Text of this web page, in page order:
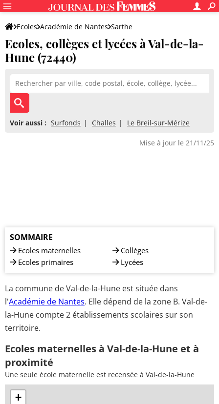
Ecoles Académie de Nantes Sarthe
Ecoles, collèges et lycées à Val-de-la-
Hune (72440)
Voir aussi : Surfonds Challes Le Breil-sur-Mérize
Mise à jour le 21/11/25
SOMMAIRE
Ecoles maternelles
Ecoles primaires
Collèges
Lycées
La commune de Val-de-la-Hune est située dans
l'Académie de Nantes. Elle dépend de la zone B. Val-de-
la-Hune compte 2 établissements scolaires sur son
territoire.
Ecoles maternelles à Val-de-la-Hune et à
proximité
Une seule école maternelle est recensée à Val-de-la-Hune
+